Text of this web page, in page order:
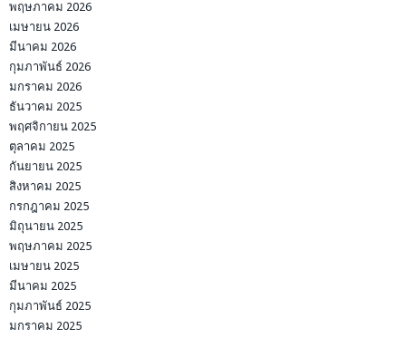
พฤษภาคม 2026
เมษายน 2026
มีนาคม 2026
กุมภาพันธ์ 2026
มกราคม 2026
ธันวาคม 2025
พฤศจิกายน 2025
ตุลาคม 2025
กันยายน 2025
สิงหาคม 2025
กรกฎาคม 2025
มิถุนายน 2025
พฤษภาคม 2025
เมษายน 2025
มีนาคม 2025
กุมภาพันธ์ 2025
มกราคม 2025